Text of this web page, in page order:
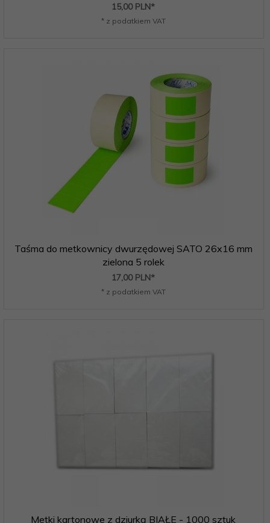
15,00 PLN*
* z podatkiem VAT
Taśma do metkownicy dwurzędowej SATO 26x16 mm
zielona 5 rolek
17,00 PLN*
* z podatkiem VAT
Metki kartonowe z dziurką BIAŁE - 1000 sztuk